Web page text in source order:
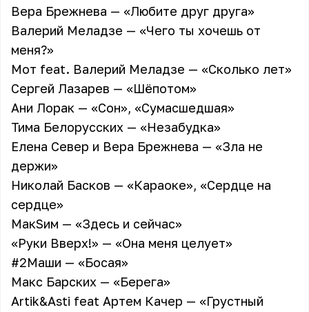
Вера Брежнева — «Любите друг друга»
Валерий Меладзе — «Чего ты хочешь от
меня?»
Мот feat. Валерий Меладзе — «Сколько лет»
Сергей Лазарев — «Шёпотом»
Ани Лорак — «Сон», «Сумасшедшая»
Тима Белорусских — «Незабудка»
Елена Север и Вера Брежнева — «Зла не
держи»
Николай Басков — «Караоке», «Сердце на
сердце»
МакSим — «Здесь и сейчас»
«Руки Вверх!» — «Она меня целует»
#2Маши — «Босая»
Макс Барских — «Берега»
Artik&Asti feat Артем Качер — «Грустный